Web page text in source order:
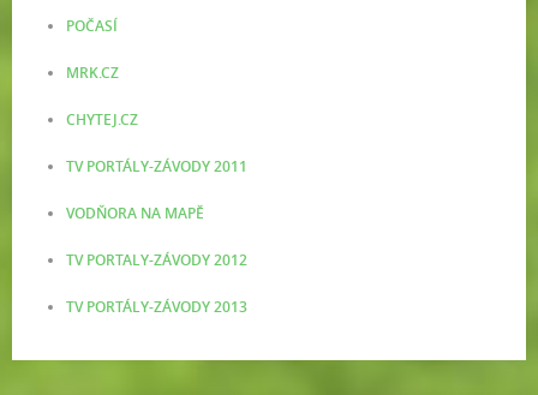
POČASÍ
MRK.CZ
CHYTEJ.CZ
TV PORTÁLY-ZÁVODY 2011
VODŇORA NA MAPĚ
TV PORTALY-ZÁVODY 2012
TV PORTÁLY-ZÁVODY 2013